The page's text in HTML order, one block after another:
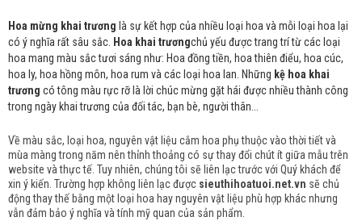
Hoa mừng khai trương là sự kết hợp của nhiều loại hoa và mỗi loại hoa lại
có ý nghĩa rất sâu sắc. Hoa khai trươngchủ yếu được trang trí từ các loại
hoa mang màu sắc tươi sáng như: Hoa đồng tiền, hoa thiên điểu, hoa cúc,
hoa ly, hoa hồng môn, hoa rum và các loại hoa lan. Những kệ hoa khai
trương có tông màu rực rỡ là lời chúc mừng gặt hái được nhiều thành công
trong ngày khai trương của đối tác, bạn bè, người thân...
Về màu sắc, loại hoa, nguyên vật liệu cắm hoa phụ thuộc vào thời tiết và
mùa màng trong năm nên thỉnh thoảng có sự thay đổi chút ít giữa mẫu trên
website và thực tế. Tuy nhiên, chúng tôi sẽ liên lạc trước với Quý khách để
xin ý kiến. Trường hợp không liên lạc được sieuthihoatuoi.net.vn sẽ chủ
động thay thế bằng một loại hoa hay nguyên vật liệu phù hợp khác nhưng
vẫn đảm bảo ý nghĩa và tính mỹ quan của sản phẩm.